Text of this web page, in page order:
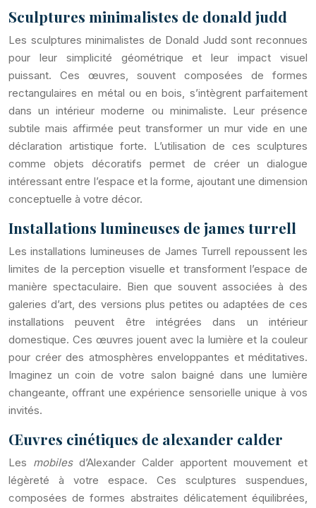
Sculptures minimalistes de donald judd
Les sculptures minimalistes de Donald Judd sont reconnues
pour leur simplicité géométrique et leur impact visuel
puissant. Ces œuvres, souvent composées de formes
rectangulaires en métal ou en bois, s’intègrent parfaitement
dans un intérieur moderne ou minimaliste. Leur présence
subtile mais affirmée peut transformer un mur vide en une
déclaration artistique forte. L’utilisation de ces sculptures
comme objets décoratifs permet de créer un dialogue
intéressant entre l’espace et la forme, ajoutant une dimension
conceptuelle à votre décor.
Installations lumineuses de james turrell
Les installations lumineuses de James Turrell repoussent les
limites de la perception visuelle et transforment l’espace de
manière spectaculaire. Bien que souvent associées à des
galeries d’art, des versions plus petites ou adaptées de ces
installations peuvent être intégrées dans un intérieur
domestique. Ces œuvres jouent avec la lumière et la couleur
pour créer des atmosphères enveloppantes et méditatives.
Imaginez un coin de votre salon baigné dans une lumière
changeante, offrant une expérience sensorielle unique à vos
invités.
Œuvres cinétiques de alexander calder
Les mobiles d’Alexander Calder apportent mouvement et
légèreté à votre espace. Ces sculptures suspendues,
composées de formes abstraites délicatement équilibrées,